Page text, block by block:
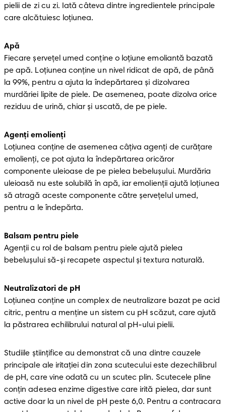
pielii de zi cu zi. Iată câteva dintre ingredientele principale
care alcătuiesc loțiunea.
Apă
Fiecare șervețel umed conţine o loțiune emoliantă bazată
pe apă. Loțiunea conține un nivel ridicat de apă, de până
la 99%, pentru a ajuta la îndepărtarea și dizolvarea
murdăriei lipite de piele. De asemenea, poate dizolva orice
reziduu de urină, chiar și uscată, de pe piele.
Agenți emolienți
Loțiunea conține de asemenea câțiva agenți de curățare
emolienți, ce pot ajuta la îndepărtarea oricăror
componente uleioase de pe pielea bebelușului. Murdăria
uleioasă nu este solubilă în apă, iar emolienții ajută loțiunea
să atragă aceste componente către șervețelul umed,
pentru a le îndepărta.
Balsam pentru piele
Agenții cu rol de balsam pentru piele ajută pielea
bebelușului să-și recapete aspectul și textura naturală.
Neutralizatori de pH
Loțiunea conține un complex de neutralizare bazat pe acid
citric, pentru a menține un sistem cu pH scăzut, care ajută
la păstrarea echilibrului natural al pH-ului pielii.
Studiile științifice au demonstrat că una dintre cauzele
principale ale iritației din zona scutecului este dezechilibrul
de pH, care vine odată cu un scutec plin. Scutecele pline
conțin adesea enzime digestive care irită pielea, dar sunt
active doar la un nivel de pH peste 6,0. Pentru a contracara